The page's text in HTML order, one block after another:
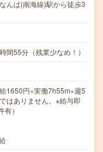
んば(南海線)駅から徒歩3
間55分（残業少なめ！）
1650円×実働7h55m×週5
はありません。※給与即
）